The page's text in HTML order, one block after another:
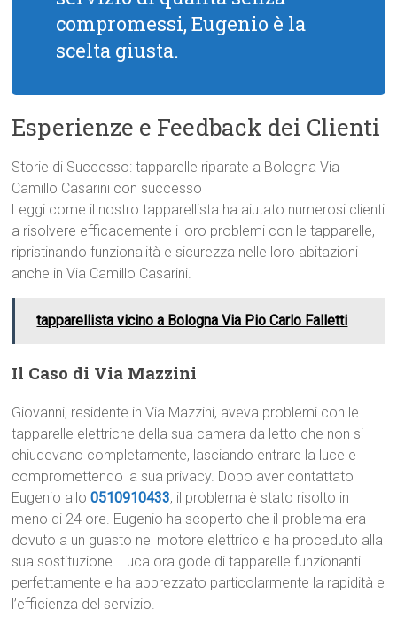
compromessi, Eugenio è la
scelta giusta.
Esperienze e Feedback dei Clienti
Storie di Successo: tapparelle riparate a Bologna Via
Camillo Casarini con successo
Leggi come il nostro tapparellista ha aiutato numerosi clienti
a risolvere efficacemente i loro problemi con le tapparelle,
ripristinando funzionalità e sicurezza nelle loro abitazioni
anche in Via Camillo Casarini.
tapparellista vicino a Bologna Via Pio Carlo Falletti
Il Caso di Via Mazzini
Giovanni, residente in Via Mazzini, aveva problemi con le
tapparelle elettriche della sua camera da letto che non si
chiudevano completamente, lasciando entrare la luce e
compromettendo la sua privacy. Dopo aver contattato
Eugenio allo0510910433, il problema è stato risolto in
meno di 24 ore. Eugenio ha scoperto che il problema era
dovuto a un guasto nel motore elettrico e ha proceduto alla
sua sostituzione. Luca ora gode di tapparelle funzionanti
perfettamente e ha apprezzato particolarmente la rapidità e
l’efficienza del servizio.